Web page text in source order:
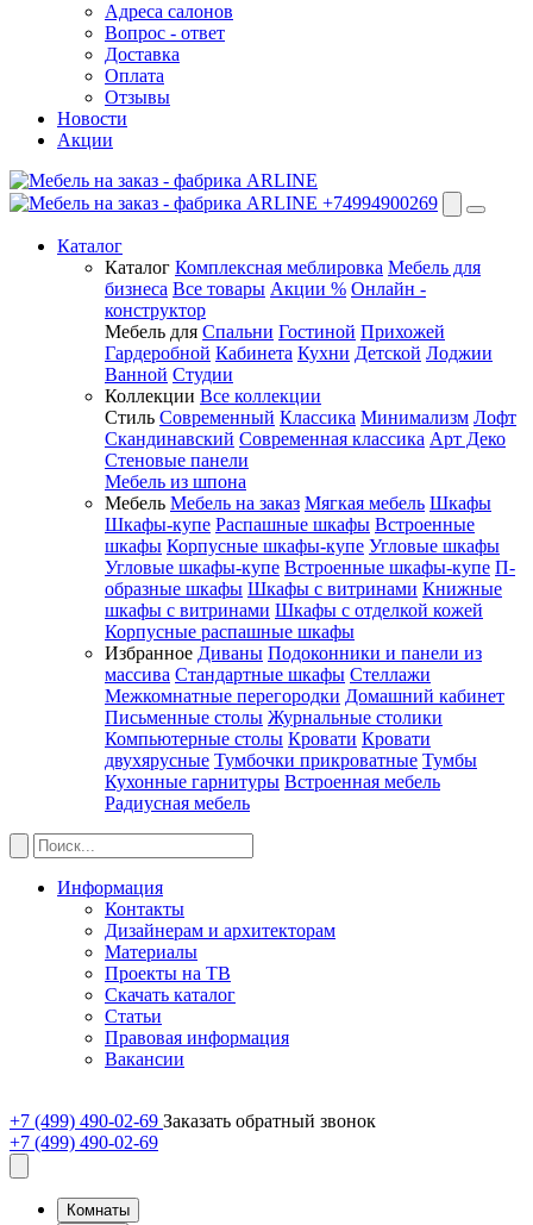
Адреса салонов
Вопрос - ответ
Доставка
Оплата
Отзывы
Новости
Акции
+74994900269
Каталог
Каталог Комплексная меблировка Мебель для
бизнеса Все товары Акции % Онлайн -
конструктор
Мебель для Спальни Гостиной Прихожей
Гардеробной Кабинета Кухни Детской Лоджии
Ванной Студии
Коллекции Все коллекции
Стиль Современный Классика Минимализм Лофт
Скандинавский Современная классика Арт Деко
Стеновые панели
Мебель из шпона
Мебель Мебель на заказ Мягкая мебель Шкафы
Шкафы-купе Распашные шкафы Встроенные
шкафы Корпусные шкафы-купе Угловые шкафы
Угловые шкафы-купе Встроенные шкафы-купе П-
образные шкафы Шкафы с витринами Книжные
шкафы с витринами Шкафы c отделкой кожей
Корпусные распашные шкафы
Избранное Диваны Подоконники и панели из
массива Стандартные шкафы Стеллажи
Межкомнатные перегородки Домашний кабинет
Письменные столы Журнальные столики
Компьютерные столы Кровати Кровати
двухярусные Тумбочки прикроватные Тумбы
Кухонные гарнитуры Встроенная мебель
Радиусная мебель
Информация
Контакты
Дизайнерам и архитекторам
Материалы
Проекты на ТВ
Скачать каталог
Статьи
Правовая информация
Вакансии
+7 (499) 490-02-69 Заказать обратный звонок
+7 (499) 490-02-69